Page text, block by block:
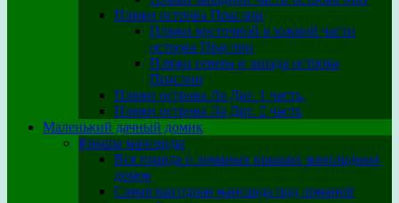
Пляжи острова Праслин
Пляжи восточной и южной части
острова Праслин
Пляжи севера и запада острова
Праслин
Пляжи острова Ла Диг. 1 часть.
Пляжи острова Ла Диг. 2 часть
Маленький дачный домик
Крыша мансарды
Вся правда о ломаных крышах мансардных
домов
Самая выгодная мансарда под ломаной